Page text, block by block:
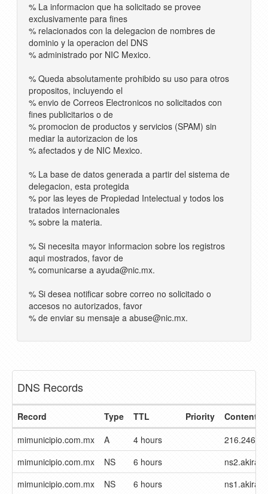
% La informacion que ha solicitado se provee
exclusivamente para fines
% relacionados con la delegacion de nombres de
dominio y la operacion del DNS
% administrado por NIC Mexico.
% Queda absolutamente prohibido su uso para otros
propositos, incluyendo el
% envio de Correos Electronicos no solicitados con
fines publicitarios o de
% promocion de productos y servicios (SPAM) sin
mediar la autorizacion de los
% afectados y de NIC Mexico.
% La base de datos generada a partir del sistema de
delegacion, esta protegida
% por las leyes de Propiedad Intelectual y todos los
tratados internacionales
% sobre la materia.
% Si necesita mayor informacion sobre los registros
aqui mostrados, favor de
% comunicarse a ayuda@nic.mx.
% Si desea notificar sobre correo no solicitado o
accesos no autorizados, favor
% de enviar su mensaje a abuse@nic.mx.
DNS Records
Record Type TTL Priority
Content
mimunicipio.com.mx
A 4 hours
mimunicipio.com.mx
NS 6 hours
mimunicipio.com.mx
NS 6 hours